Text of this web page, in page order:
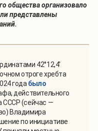
общества организовало
представлены
42°12,4'
отроге хребта
года было
действительного
СССР (сейчас —
Владимира
по инициативе